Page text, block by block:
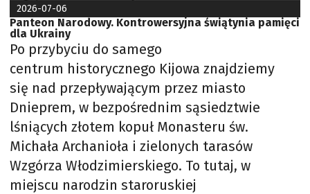
2026-07-06
Panteon Narodowy. Kontrowersyjna świątynia pamięci
dla Ukrainy
Po przybyciu do samego
centrum historycznego Kijowa znajdziemy
się nad przepływającym przez miasto
Dnieprem, w bezpośrednim sąsiedztwie
lśniących złotem kopuł Monasteru św.
Michała Archanioła i zielonych tarasów
Wzgórza Włodzimierskiego. To tutaj, w
miejscu narodzin staroruskiej